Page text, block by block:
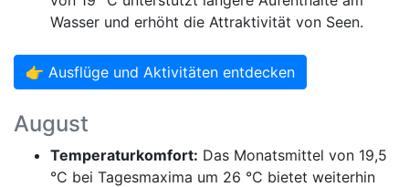
Wasser und erhöht die Attraktivität von Seen.
👉 Ausflüge und Aktivitäten entdecken
August
Temperaturkomfort: Das Monatsmittel von 19,5
°C bei Tagesmaxima um 26 °C bietet weiterhin